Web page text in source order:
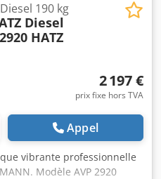
190 kg
Diesel
HATZ
2 197 €
prix fixe hors TVA
Appel
vibrante professionnelle
Modèle AVP 2920